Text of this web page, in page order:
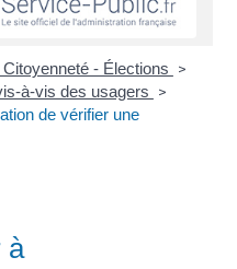
- Élections >
à-vis des usagers >
de vérifier une
à